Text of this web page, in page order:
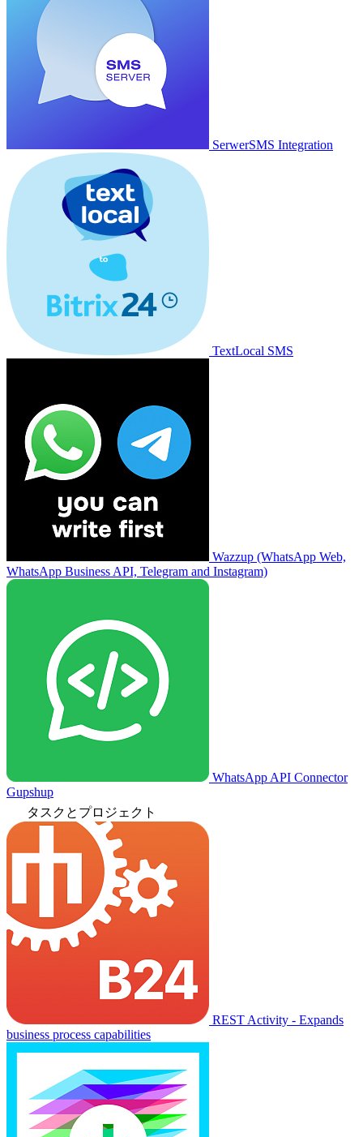
SerwerSMS Integration
TextLocal SMS
Wazzup (WhatsApp Web,
WhatsApp Business API, Telegram and Instagram)
WhatsApp API Connector
Gupshup
タスクとプロジェクト
REST Activity - Expands
business process capabilities